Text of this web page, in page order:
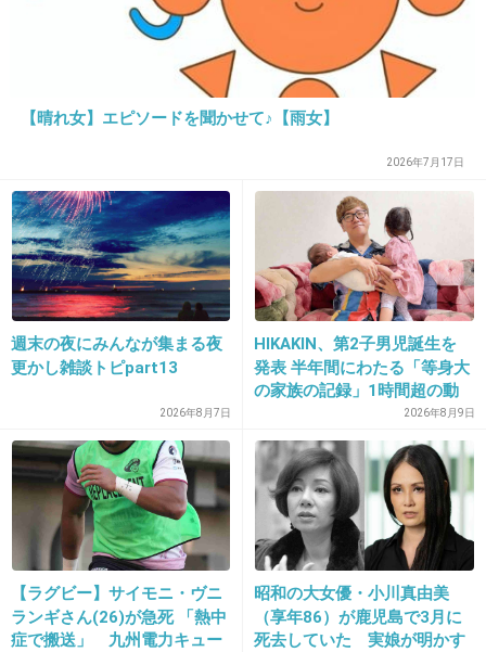
NHKの「今日の料理」
30. 匿名2015/05/10(日) 23:28:40
ワイドナショー
+167 -97
31. 匿名2015/05/10(日) 23:28:47
おしゃれイズム
+166 -99
32. 匿名2015/05/10(日) 23:28:54
【晴れ女】エピソードを聞かせて♪【雨女】
2026年7月17日
週末の夜にみんなが集まる夜
更かし雑談トピpart13
2026年8月7日
HIKAKIN、第2子男児誕生を
発表 半年間にわたる「等身大
の家族の記録」1時間超の動
画とともに感謝伝える2026年8月9日
【ラグビー】サイモニ・ヴニ
ランギさん(26)が急死 「熱中
症で搬送」 九州電力キュー
昭和の大女優・小川真由美
（享年86）が鹿児島で3月に
死去していた 実娘が明かす